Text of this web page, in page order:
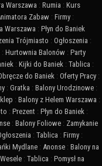
Warszawa : Rumia : Kurs
Zabaw : Firmy :
Warszawa : Płyn do Baniek
Trójmiasto : Ogłoszenia :
: Hurtownia Balonów : Party
: Kijki do Baniek : Tablica :
do Baniek : Oferty Pracy :
: Gratka : Balony Urodzinowe :
: Balony z Helem Warszawa :
: Prezent : Płyn do Baniek :
: Balony Foliowe : Zamykanie
: Tablica : Firmy :
Mydlane : Anonse : Balony na
Wesele : Tablica : Pomysł na